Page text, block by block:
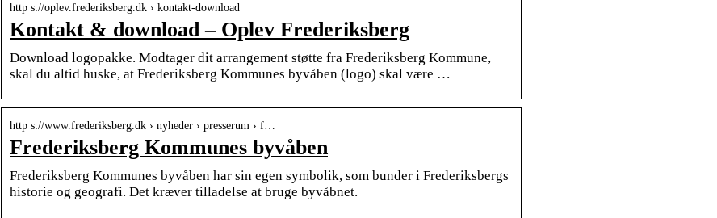
http s://oplev.frederiksberg.dk › kontakt-download
Kontakt & download – Oplev Frederiksberg
Download logopakke. Modtager dit arrangement støtte fra Frederiksberg Kommune,
skal du altid huske, at Frederiksberg Kommunes byvåben (logo) skal være …
http s://www.frederiksberg.dk › nyheder › presserum › f…
Frederiksberg Kommunes byvåben
Frederiksberg Kommunes byvåben har sin egen symbolik, som bunder i Frederiksbergs
historie og geografi. Det kræver tilladelse at bruge byvåbnet.